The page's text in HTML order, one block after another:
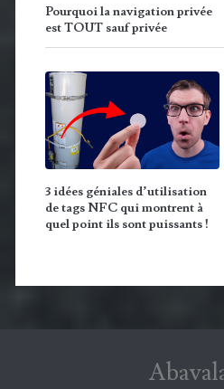
Pourquoi la navigation privée
est TOUT sauf privée
3 idées géniales d’utilisation
de tags NFC qui montrent à
quel point ils sont puissants !